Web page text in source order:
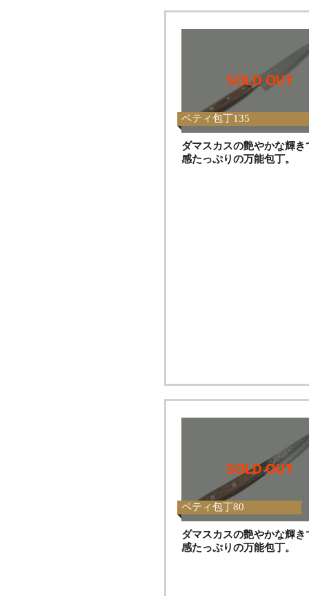
ペティ包丁135
ダマスカスの艶やかな輝き
感たっぷりの万能包丁。
ペティ包丁80
ダマスカスの艶やかな輝き
感たっぷりの万能包丁。